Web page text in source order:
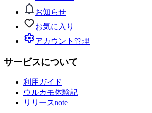
お知らせ
お気に入り
アカウント管理
サービスについて
利用ガイド
ウルカモ体験記
リリースnote